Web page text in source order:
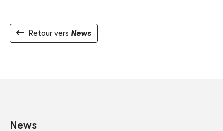
Retour vers News
News